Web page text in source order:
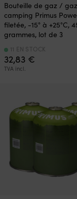
Bouteille de gaz /
camping Primus
filetée, -15° à +25°C,
grammes, lot de 3
32,83 €
TVA incl.
11 EN STOCK